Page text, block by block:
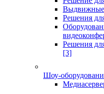
Выдвижные
Решения
Решения
[3]
Шоу-